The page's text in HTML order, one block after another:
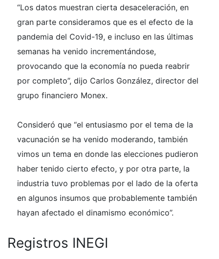
“Los datos muestran cierta desaceleración, en
gran parte consideramos que es el efecto de la
pandemia del Covid-19, e incluso en las últimas
semanas ha venido incrementándose,
provocando que la economía no pueda reabrir
por completo”, dijo Carlos González, director del
grupo financiero Monex.
Consideró que “el entusiasmo por el tema de la
vacunación se ha venido moderando, también
vimos un tema en donde las elecciones pudieron
haber tenido cierto efecto, y por otra parte, la
industria tuvo problemas por el lado de la oferta
en algunos insumos que probablemente también
hayan afectado el dinamismo económico”.
Registros INEGI